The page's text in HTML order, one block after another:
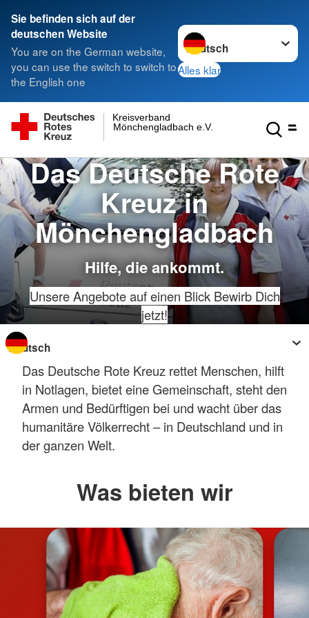
Sie befinden sich auf der
deutschen Website
You are on the German website,
you can use the switch to switch to
the English one
Sprache wechseln zu
Alles klar
Mönchengladbach e.V.
Kreisverband
Das Deutsche Rote
Kreuz in
Mönchengladbach
Hilfe, die ankommt.
Unsere Angebote auf einen Blick Bewirb Dich
jetzt!
Sprache wechseln zu
Das Deutsche Rote Kreuz rettet Menschen, hilft
in Notlagen, bietet eine Gemeinschaft, steht den
Armen und Bedürftigen bei und wacht über das
humanitäre Völkerrecht – in Deutschland und in
der ganzen Welt.
Was bieten wir